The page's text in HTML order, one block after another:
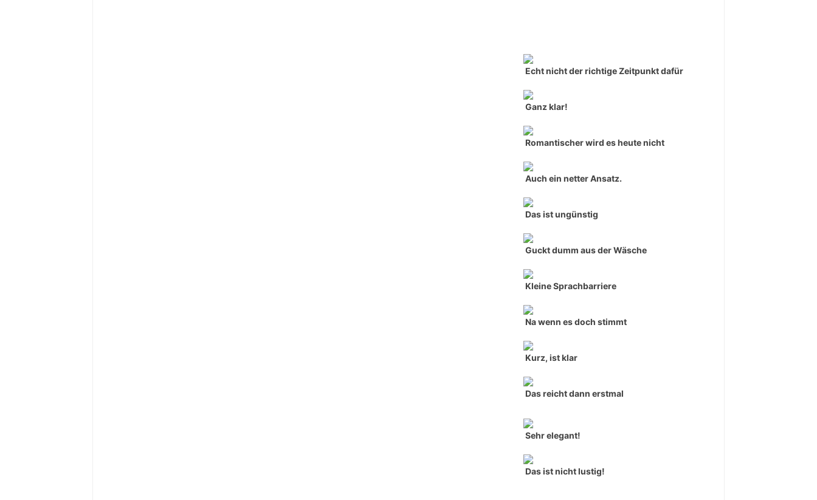
Echt nicht der richtige Zeitpunkt dafür
Ganz klar!
Romantischer wird es heute nicht
Auch ein netter Ansatz.
Das ist ungünstig
Guckt dumm aus der Wäsche
Kleine Sprachbarriere
Na wenn es doch stimmt
Kurz, ist klar
Das reicht dann erstmal
Sehr elegant!
Das ist nicht lustig!